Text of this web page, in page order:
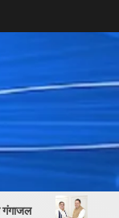
भाजपा प्रदेश